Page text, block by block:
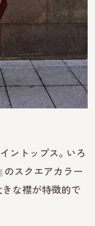
ントップス。いろ
のスクエアカラー
きな襟が特徴的で